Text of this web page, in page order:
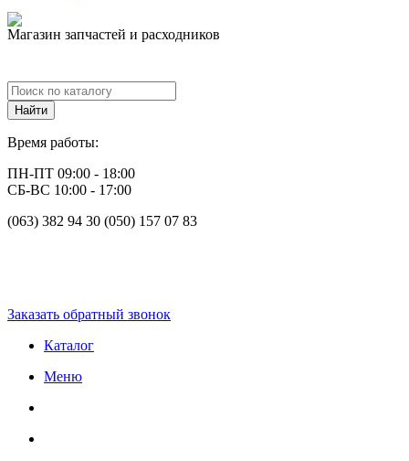
Магазин запчастей и расходников
Время работы:
ПН-ПТ 09:00 - 18:00
СБ-ВС 10:00 - 17:00
(063) 382 94 30 (050) 157 07 83
Заказать обратный звонок
Каталог
Меню